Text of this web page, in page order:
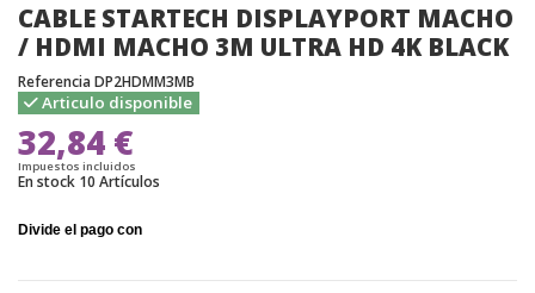
CABLE STARTECH DISPLAYPORT MACHO
/ HDMI MACHO 3M ULTRA HD 4K BLACK
Referencia DP2HDMM3MB
Articulo disponible
32,84 €
Impuestos incluidos
En stock 10 Artículos